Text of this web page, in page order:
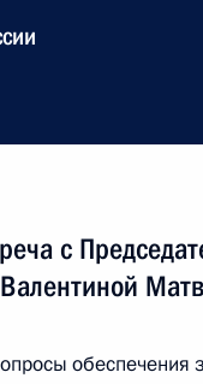
с
обеспечения